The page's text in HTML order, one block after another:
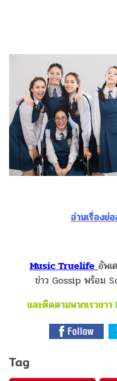
อ่านเรื่องย่
Music Truelife อัพเ
ข่าว Gossip พร้อม
และติดตามพวกเราช
Tag